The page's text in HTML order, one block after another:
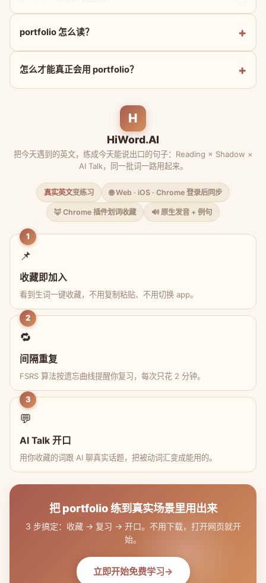
portfolio 怎么读？
怎么才能真正会用 portfolio？
H
HiWord.AI
把今天遇到的英文，练成今天能说出口的句子：Reading × Shadow ×
AI Talk，同一批词一路用起来。
真实英文变练习 🌐 Web · iOS · Chrome 登录后同步
🦊 Chrome 插件划词收藏 🔊 原生发音 + 例句
1
📌
收藏即加入
看到生词一键收藏，不用复制粘贴、不用切换 app。
2
🔁
间隔重复
FSRS 算法按遗忘曲线提醒你复习，每次只花 2 分钟。
3
💬
AI Talk 开口
用你收藏的词跟 AI 聊真实话题，把被动词汇变成能用的。
把 portfolio 练到真实场景里用出来
3 步搞定：收藏 → 复习 → 开口。不用下载，打开网页就开
始。
立即开始免费学习